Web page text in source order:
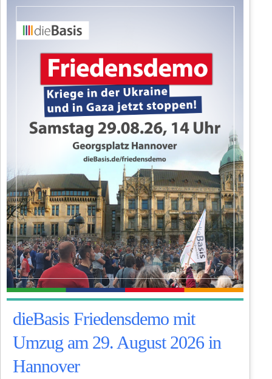
dieBasis Friedensdemo mit
Umzug am 29. August 2026 in
Hannover